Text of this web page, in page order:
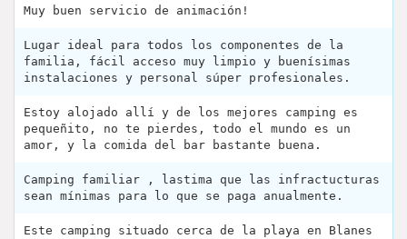
Muy buen servicio de animación!
Lugar ideal para todos los componentes de la
familia, fácil acceso muy limpio y buenísimas
instalaciones y personal súper profesionales.
Estoy alojado allí y de los mejores camping es
pequeñito, no te pierdes, todo el mundo es un
amor, y la comida del bar bastante buena.
Camping familiar , lastima que las infractucturas
sean mínimas para lo que se paga anualmente.
Este camping situado cerca de la playa en Blanes